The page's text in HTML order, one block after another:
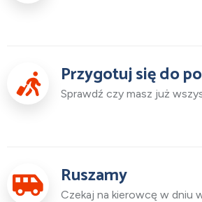
Przygotuj się do
Sprawdź czy masz już
Ruszamy
Czekaj na kierowcę w dniu